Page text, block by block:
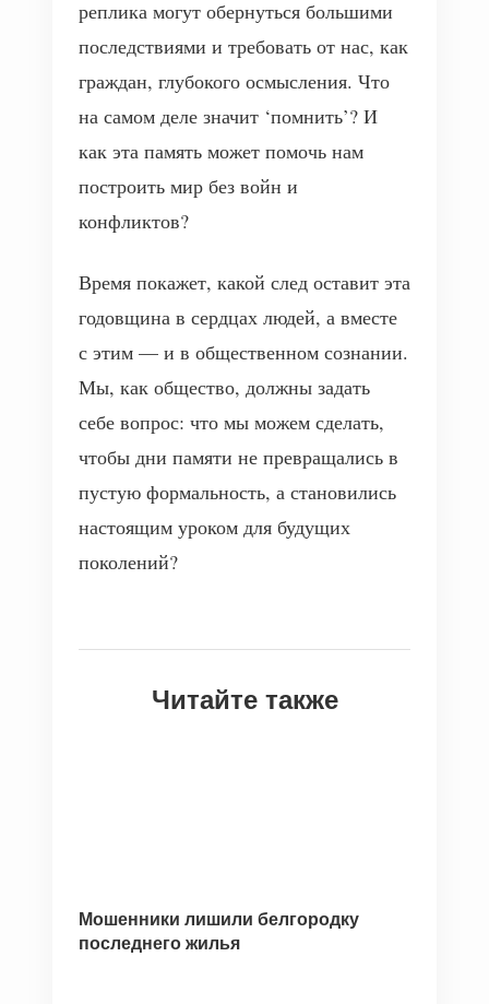
реплика могут обернуться большими
последствиями и требовать от нас, как
граждан, глубокого осмысления. Что
на самом деле значит ‘помнить’? И
как эта память может помочь нам
построить мир без войн и
конфликтов?
Время покажет, какой след оставит эта
годовщина в сердцах людей, а вместе
с этим — и в общественном сознании.
Мы, как общество, должны задать
себе вопрос: что мы можем сделать,
чтобы дни памяти не превращались в
пустую формальность, а становились
настоящим уроком для будущих
поколений?
Читайте также
Мошенники лишили белгородку
последнего жилья